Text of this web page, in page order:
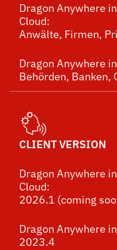
Dragon Anywhere
Cloud:
Anwälte, Firmen,
Dragon Anywhere
Behörden, Banken,
CLIENT VERSION
Dragon Anywhere
Cloud:
2026.1 (coming
Dragon Anywhere
2023.4